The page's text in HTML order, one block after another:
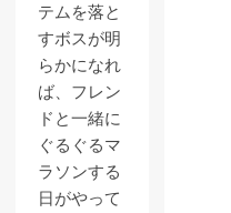
テムを落と
すボスが明
らかになれ
ば、フレン
ドと一緒に
ぐるぐるマ
ラソンする
日がやって